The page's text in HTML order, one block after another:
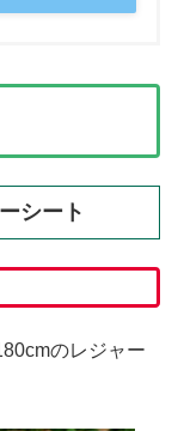
シート
のレジャー